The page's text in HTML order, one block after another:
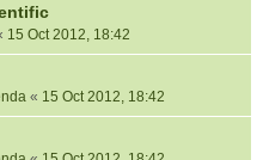
15 Oct 2012, 18:42
« 15 Oct 2012, 18:42